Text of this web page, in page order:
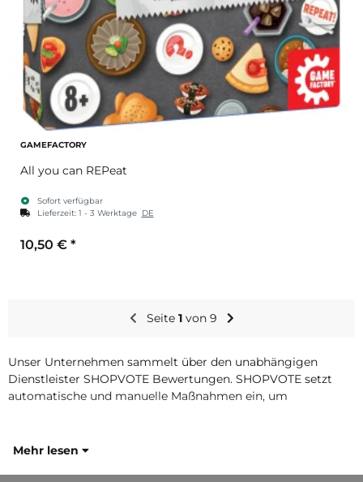
GAMEFACTORY
All you can REPeat
Sofort verfügbar
Lieferzeit: 1 - 3 Werktage DE
10,50 € *
Seite 1von 9
Unser Unternehmen sammelt über den unabhängigen
Dienstleister SHOPVOTE Bewertungen. SHOPVOTE setzt
automatische und manuelle Maßnahmen ein, um
Mehr lesen